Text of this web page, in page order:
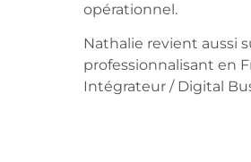
opérationnel.
Nathalie revient aussi
professionnalisant en
Intégrateur / Digital